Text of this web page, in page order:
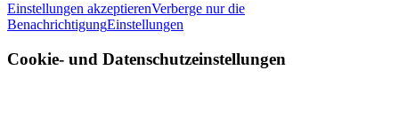
Einstellungen akzeptierenVerberge nur die
BenachrichtigungEinstellungen
Cookie- und Datenschutzeinstellungen